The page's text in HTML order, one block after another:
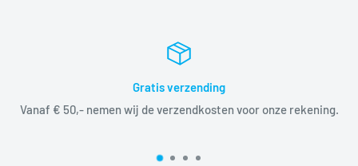
Gratis verzending
Vanaf € 50,- nemen wij de verzendkosten voor onze rekening.